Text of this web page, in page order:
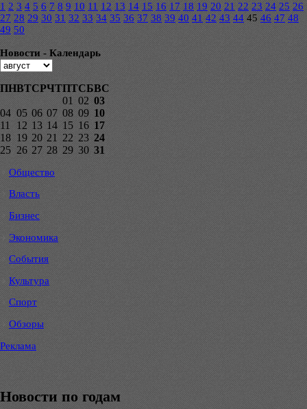
1 2 3 4 5 6 7 8 9 10 11 12 13 14 15 16 17 18 19 20 21 22 23 24 25 26
27 28 29 30 31 32 33 34 35 36 37 38 39 40 41 42 43 44 45 46 47 48
49 50
Новости - Календарь
ПНВТСРЧТПТСБВС
01 02 03
04 05 06 07 08 09 10
11
12 13 14 15 16 17
18 19 20 21 22 23 24
25 26 27 28 29 30 31
Общество
Власть
Бизнес
Экономика
События
Культура
Спорт
Обзоры
Реклама
Новости по годам